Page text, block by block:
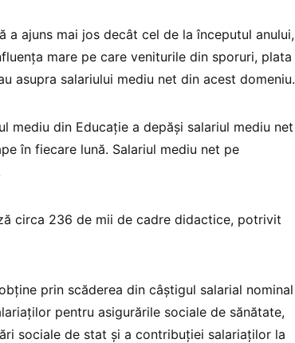
a ajuns mai jos decât cel de la începutul anului,
mare pe care veniturile din sporuri, plata
asupra salariului mediu net din acest domeniu.
mediu din Educație a depăși salariul mediu net
în fiecare lună. Salariul mediu net pe
circa 236 de mii de cadre didactice, potrivit
prin scăderea din câştigul salarial nominal
pentru asigurările sociale de sănătate,
sociale de stat şi a contribuţiei salariaţilor la